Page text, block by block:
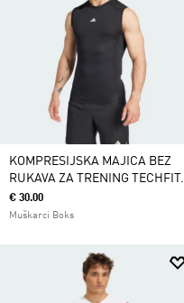
KOMPRESIJSKA MAJICA BEZ
RUKAVA ZA TRENING TECHFIT.
€ 30.00
Muškarci Boks